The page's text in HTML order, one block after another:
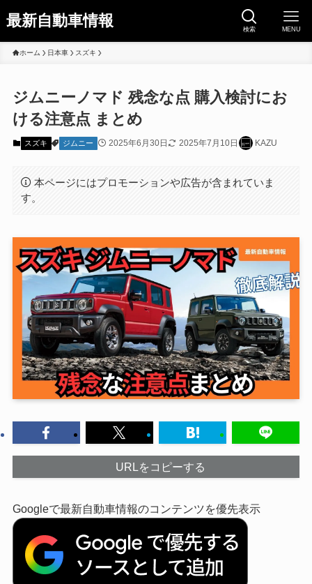
最新自動車情報 検索 MENU
ホーム 日本車 スズキ
ジムニーノマド 残念な点 購入検討にお
ける注意点 まとめ
スズキ ジムニー 2025年6月30日 2025年7月10日 KAZU
本ページにはプロモーションや広告が含まれていま
す。
URLをコピーする
Googleで最新自動車情報のコンテンツを優先表示